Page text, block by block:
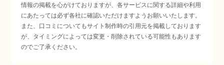
情報の掲載を心がけておりますが、各サービスに関する詳細や利用
にあたっては必ず各社に確認いただけますようお願いいたします。
また、口コミについてもサイト制作時の引用元を掲載しております
が、タイミングによっては変更・削除されている可能性もあります
のでご了承ください。